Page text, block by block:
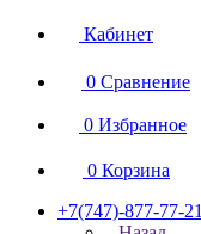
Кабинет
0 Сравнение
0 Избранное
0 Корзина
+7(747)-877-77-21